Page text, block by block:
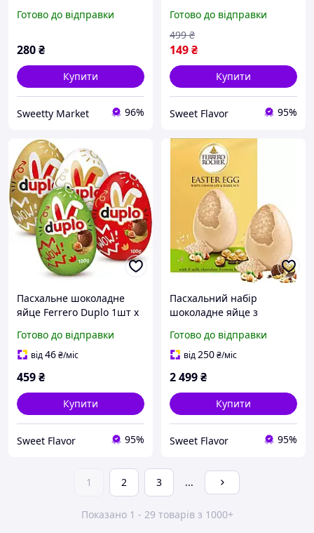
смаком ванільного
Готово до відправки
280₴
Купити
Sweetty Market 96%
Готово до відправки
149₴
499 ₴
Купити
Sweet Flavor 95%
Пасхальне шоколадне
яйце Ferrero Duplo 1шт х
Готово до відправки
від46₴/міс
459₴
Купити
Sweet Flavor 95%
Пасхальний набір
шоколадне яйце з
White Chocolate Easter
Egg 250г
Готово до відправки
від250₴/міс
2 499₴
Купити
Sweet Flavor 95%
1 2 3 ...
Показано 1 - 29 товарів з 1000+